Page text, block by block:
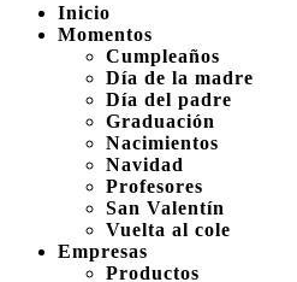
Inicio
Momentos
Cumpleaños
Día de la madre
Día del padre
Graduación
Nacimientos
Navidad
Profesores
San Valentín
Vuelta al cole
Empresas
Productos